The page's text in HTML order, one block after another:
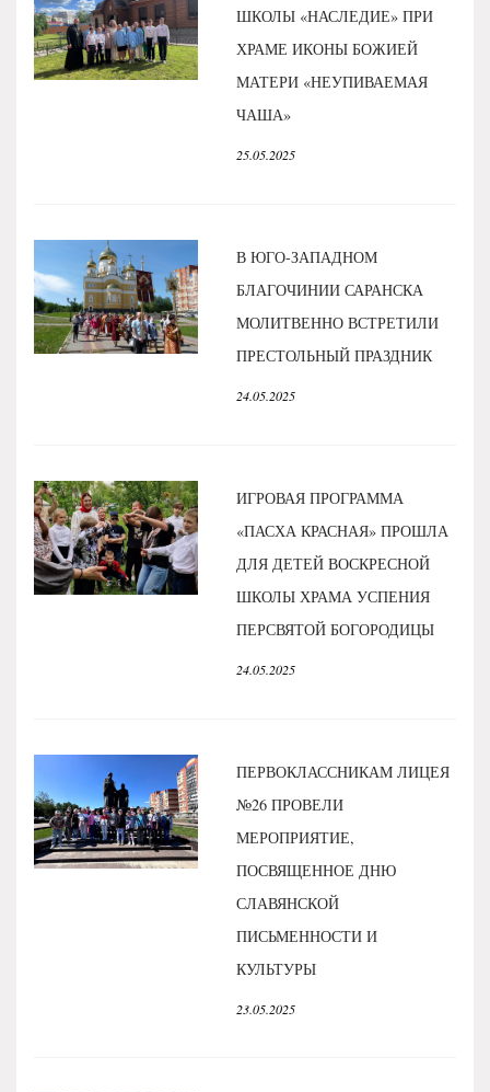
ШКОЛЫ «НАСЛЕДИЕ» ПРИ
ХРАМЕ ИКОНЫ БОЖИЕЙ
МАТЕРИ «НЕУПИВАЕМАЯ
ЧАША»
25.05.2025
В ЮГО-ЗАПАДНОМ
БЛАГОЧИНИИ САРАНСКА
МОЛИТВЕННО ВСТРЕТИЛИ
ПРЕСТОЛЬНЫЙ ПРАЗДНИК
24.05.2025
ИГРОВАЯ ПРОГРАММА
«ПАСХА КРАСНАЯ» ПРОШЛА
ДЛЯ ДЕТЕЙ ВОСКРЕСНОЙ
ШКОЛЫ ХРАМА УСПЕНИЯ
ПЕРСВЯТОЙ БОГОРОДИЦЫ
24.05.2025
ПЕРВОКЛАССНИКАМ ЛИЦЕЯ
№26 ПРОВЕЛИ
МЕРОПРИЯТИЕ,
ПОСВЯЩЕННОЕ ДНЮ
СЛАВЯНСКОЙ
ПИСЬМЕННОСТИ И
КУЛЬТУРЫ
23.05.2025